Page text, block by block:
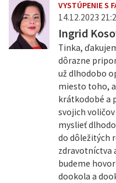
VYSTÚPENIE S
14.12.2023
Ingrid
Tinka,
dôrazne
už dlhodobo
miesto toho,
krátkodobé a
svojich
myslieť
do dôležitých
zdravotníctva
budeme
dookola a